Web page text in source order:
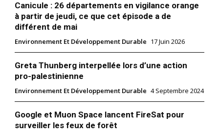
Canicule : 26 départements en vigilance orange
à partir de jeudi, ce que cet épisode a de
différent de mai
Environnement Et Développement Durable 17 Juin 2026
Greta Thunberg interpellée lors d’une action
pro-palestinienne
Environnement Et Développement Durable 4 Septembre 2024
Google et Muon Space lancent FireSat pour
surveiller les feux de forêt